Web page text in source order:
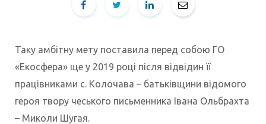
Таку амбітну мету поставила перед собою ГО
«Екосфера» ще у 2019 році після відвідин її
працівниками с. Колочава – батьківщини відомого
героя твору чеського письменника Івана Ольбрахта
– Миколи Шугая.